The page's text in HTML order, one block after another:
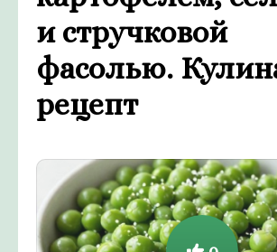
и стручковой
фасолью.
рецепт